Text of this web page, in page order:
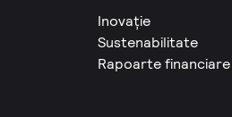
Inovație
Sustenabilitate
Rapoarte financiare